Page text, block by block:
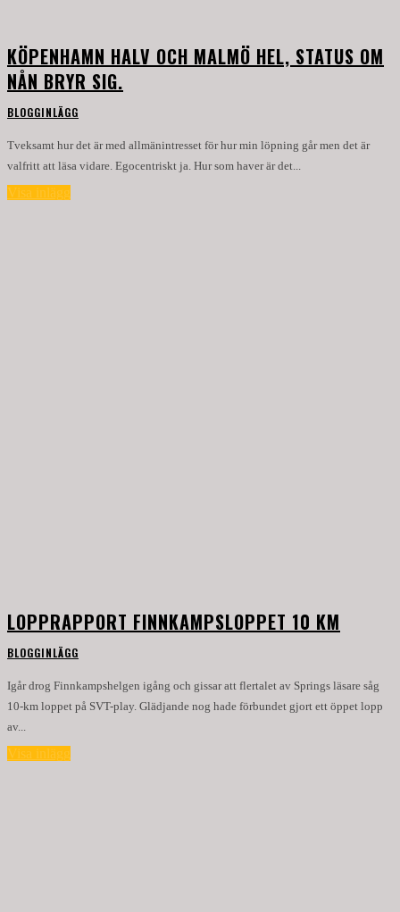
KÖPENHAMN HALV OCH MALMÖ HEL, STATUS OM
NÅN BRYR SIG.
BLOGGINLÄGG
Tveksamt hur det är med allmänintresset för hur min löpning går men det är
valfritt att läsa vidare. Egocentriskt ja. Hur som haver är det...
Visa inlägg
LOPPRAPPORT FINNKAMPSLOPPET 10 KM
BLOGGINLÄGG
Igår drog Finnkampshelgen igång och gissar att flertalet av Springs läsare såg
10-km loppet på SVT-play. Glädjande nog hade förbundet gjort ett öppet lopp
av...
Visa inlägg